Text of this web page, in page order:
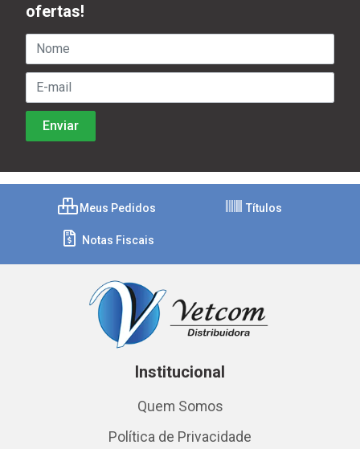
ofertas!
Meus Pedidos Títulos
Notas Fiscais
Institucional
Quem Somos
Política de Privacidade